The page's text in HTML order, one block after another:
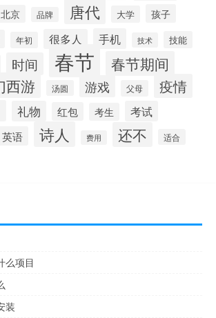
北京 品牌 唐代 大学 孩子
年初 很多人 手机 技术 技能
时间 春节 春节期间
西游 汤圆 游戏 父母 疫情
礼物 红包 考生 考试
英语 诗人 费用 还不 适合
么项目
装